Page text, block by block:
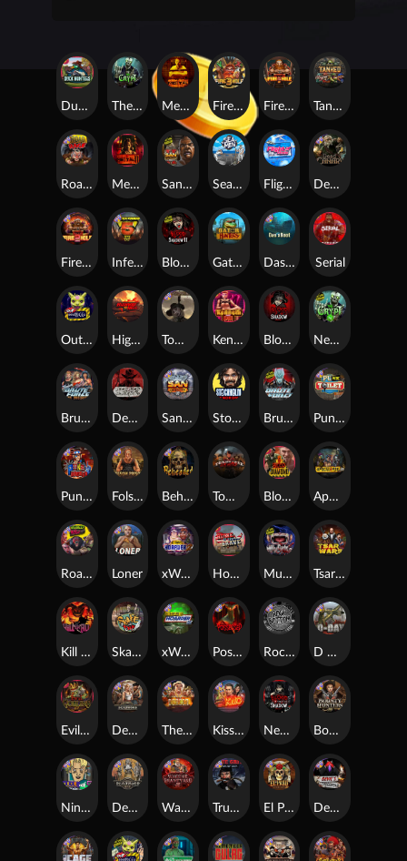
Nexus Blood & Shadow
Seamen
Kill Em All
Blood Diamond
Duck Hunters Fire in the Hole 3
Dead, Dead, or Deader
Highway to Hell
Tsar Wars
Brute Force
Home of the Brave
Mental 2
Tombstone Slaughter
San Quentin 2: Death Row
Blood & Shadow
Blood & Shadow 2
Mental
Munchies
Skate or Die
Stockholm Syndrome
The Crypt
Apocalypse Super xNudge
Outsourced
Punk Rocker 2
Deadwood R.I.P
Beheaded
Brute Force: Alien Onslaught
Nexus The Crypt
Gator Hunters
Loner
Kenneth Must Die
Tombstone RIP
Fire in the Hole 2
Tanked
Fire In The Hole xBomb
Folsom Prison
Roadkill
Das xBoot
Kiss My Chainsaw
Rock Bottom
Road Rage
xWays Hoarder 2
Nine To Five
Bounty Hunters xNudge®
El Pasa Gunfight xNudge
Warrior Graveyard xNudge
Flight Mode
Devil's Crossroad
Evil Goblins xBomb
San Quentin xWays
Serial
Punk Toilet
Possessed
Deadwood xNudge
Infectious 5 xWays
Dead Canary
True Grit Redemption
xWays Hoarder xSplit D Day
The Border